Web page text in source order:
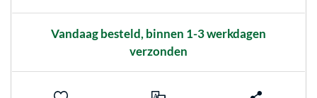
Vandaag besteld, binnen 1-3 werkdagen
verzonden